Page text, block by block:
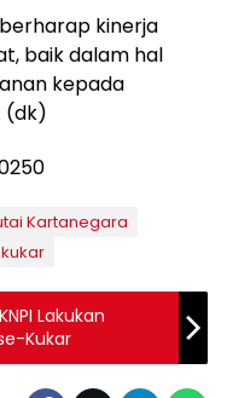
kinerja
baik dalam hal
kepada
(dk)
Kartanegara
Lakukan
Kukar